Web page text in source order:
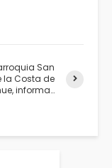
San
la Costa de
informa…